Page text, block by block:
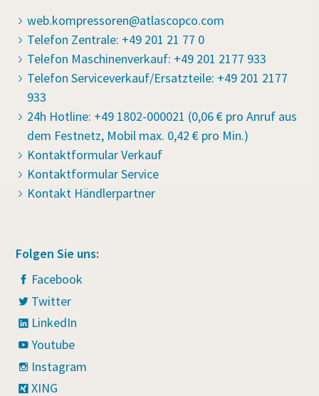
web.kompressoren@atlascopco.com
Telefon Zentrale: +49 201 21 77 0
Telefon Maschinenverkauf: +49 201 2177 933
Telefon Serviceverkauf/Ersatzteile: +49 201 2177
933
24h Hotline: +49 1802-000021 (0,06 € pro Anruf aus
dem Festnetz, Mobil max. 0,42 € pro Min.)
Kontaktformular Verkauf
Kontaktformular Service
Kontakt Händlerpartner
Folgen Sie uns:
Facebook
Twitter
LinkedIn
Youtube
Instagram
XING